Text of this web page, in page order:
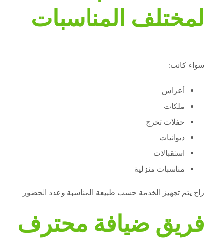
لمختلف المناسبات
سواء كانت:
أعراس
ملكات
حفلات تخرج
ديوانيات
استقبالات
مناسبات منزلية
راح يتم تجهيز الخدمة حسب طبيعة المناسبة وعدد الحضور.
فريق ضيافة محترف